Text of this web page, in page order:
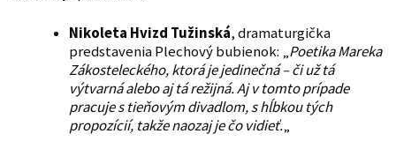
Nikoleta Hvizd Tužinská, dramaturgička
predstavenia Plechový bubienok: „Poetika Mareka
Zákosteleckého, ktorá je jedinečná – či už tá
výtvarná alebo aj tá režijná. Aj v tomto prípade
pracuje s tieňovým divadlom, s hĺbkou tých
propozícií, takže naozaj je čo vidieť.„